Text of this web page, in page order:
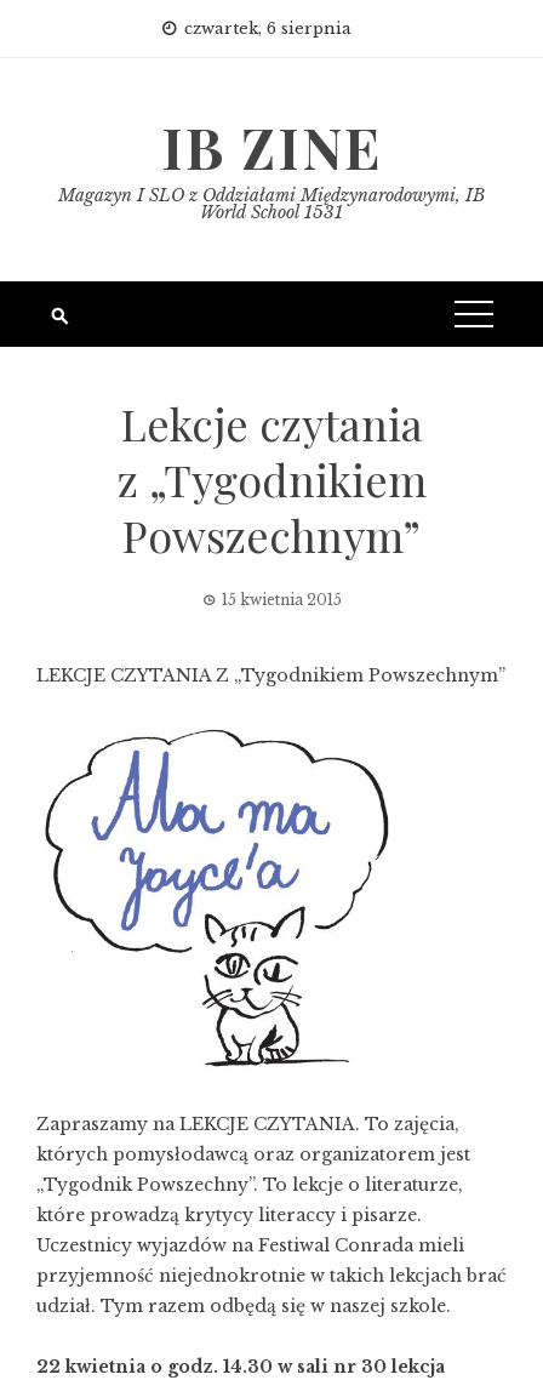
czwartek, 6 sierpnia
IB ZINE
Magazyn I SLO z Oddziałami Międzynarodowymi, IB
World School 1531
Lekcje czytania
z „Tygodnikiem
Powszechnym”
15 kwietnia 2015
LEKCJE CZYTANIA Z „Tygodnikiem Powszechnym”
Zapraszamy na LEKCJE CZYTANIA. To zajęcia,
których pomysłodawcą oraz organizatorem jest
„Tygodnik Powszechny”. To lekcje o literaturze,
które prowadzą krytycy literaccy i pisarze.
Uczestnicy wyjazdów na Festiwal Conrada mieli
przyjemność niejednokrotnie w takich lekcjach brać
udział. Tym razem odbędą się w naszej szkole.
22 kwietnia o godz. 14.30 w sali nr 30 lekcja